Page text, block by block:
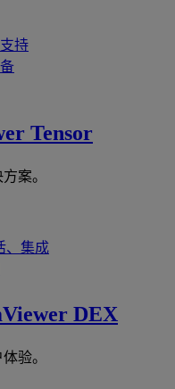
持
Tensor
案。
、集成
DEX
验。